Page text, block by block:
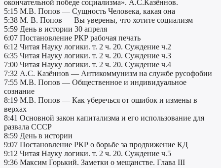
окончательной победе социализма». А.С.Казённов.
5:15 М.В. Попов — Сущность Человека, какая она
5:38 М. В. Попов — Вы уверены, что хотите социализм
5:59 День в истории 30 апреля
6:07 Постановление РКР рабочая печать
6:12 Читая Науку логики. т. 2 ч. 20. Суждение ч.2
6:35 Читая Науку логики. т. 2 ч. 20. Суждение ч.3
7:00 Читая Науку логики. т. 2 ч. 20. Суждение ч.4
7:32 А.С. Казённов — Антикоммунизм на службе русофобии
7:55 М.В. Попов — Общественное и индивидуальное
сознание
8:19 М.В. Попов — Как уберечься от ошибок и измены в
верхах
8:41 Основной закон капитализма и его использование для
развала СССР
8:59 День в истории
9:07 Постановление РКР о борьбе за продвижение КД
9:12 Читая Науку логики. т. 2 ч. 20. Суждение ч.5
9:36 Максим Горький. Заметки о мещанстве. Глава III